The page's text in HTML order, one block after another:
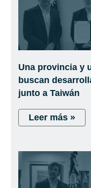
Una provincia y
buscan
junto a Taiwán
Leer más »